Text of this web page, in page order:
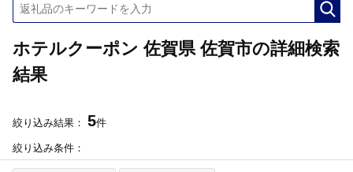
ホテルクーポン 佐賀県 佐賀市の詳細検索
結果
絞り込み結果： 5件
絞り込み条件：